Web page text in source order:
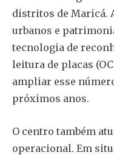
distritos de Maricá.
urbanos e
tecnologia de
leitura de placas
ampliar esse
próximos anos.
O centro também
operacional. Em